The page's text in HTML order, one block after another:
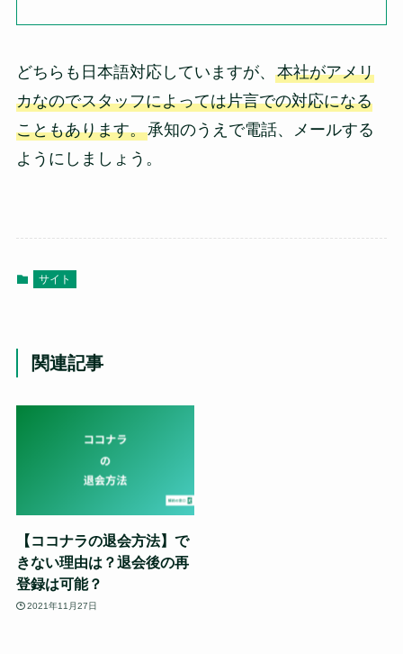
どちらも日本語対応していますが、 本社がアメリ
カなのでスタッフによっては片言での対応になる
こともあります。承知のうえで電話、メールする
ようにしましょう。
サイト
関連記事
【ココナラの退会方法】で
きない理由は？退会後の再
登録は可能？
2021年11月27日